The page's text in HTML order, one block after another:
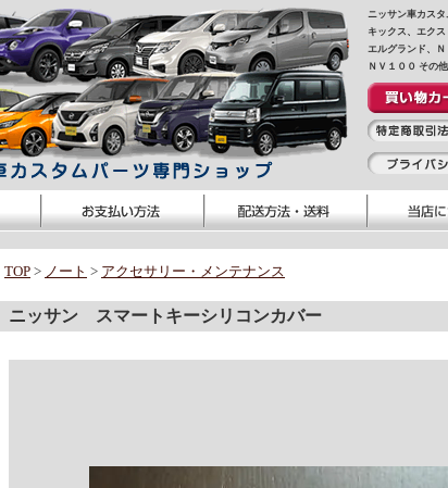
ニッサン車カス
キックス、エク
エルグランド、
ＮＶ１００ その
TOP > ノート > アクセサリー・メンテナンス
ニッサン スマートキーシリコンカバー